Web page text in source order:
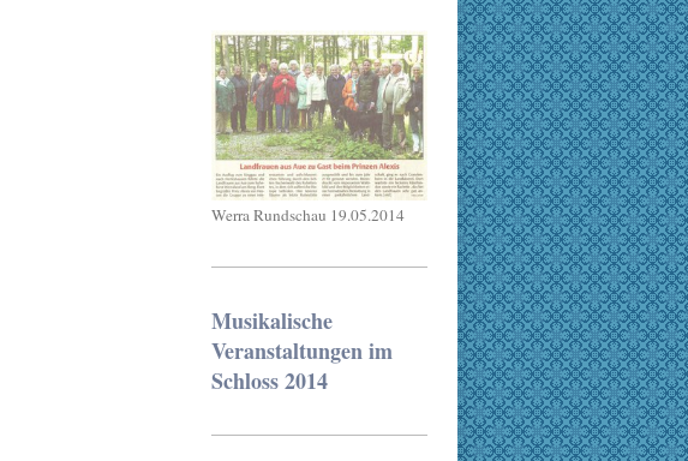
Werra Rundschau 19.05.2014
Musikalische
Veranstaltungen im
Schloss 2014